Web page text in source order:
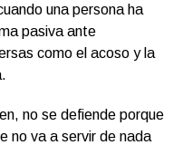
una persona ha
pasiva ante
como el acoso y la
no se defiende porque
no va a servir de nada